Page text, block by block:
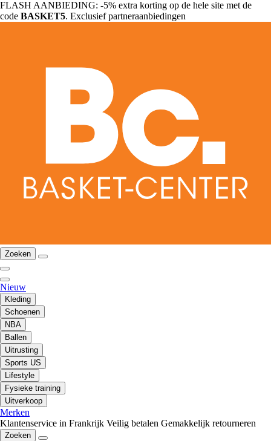
FLASH AANBIEDING: -5% extra korting op de hele site met de
code BASKET5. Exclusief partneraanbiedingen
Zoeken
Nieuw
Kleding
Schoenen
NBA
Ballen
Uitrusting
Sports US
Lifestyle
Fysieke training
Uitverkoop
Merken
Klantenservice in Frankrijk Veilig betalen Gemakkelijk retourneren
Zoeken